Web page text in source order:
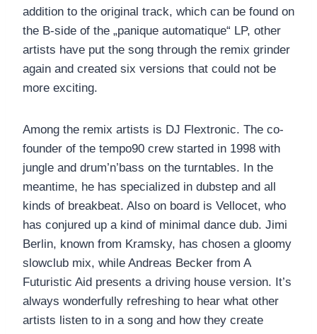
addition to the original track, which can be found on
the B-side of the „panique automatique“ LP, other
artists have put the song through the remix grinder
again and created six versions that could not be
more exciting.
Among the remix artists is DJ Flextronic. The co-
founder of the tempo90 crew started in 1998 with
jungle and drum’n’bass on the turntables. In the
meantime, he has specialized in dubstep and all
kinds of breakbeat. Also on board is Vellocet, who
has conjured up a kind of minimal dance dub. Jimi
Berlin, known from Kramsky, has chosen a gloomy
slowclub mix, while Andreas Becker from A
Futuristic Aid presents a driving house version. It’s
always wonderfully refreshing to hear what other
artists listen to in a song and how they create